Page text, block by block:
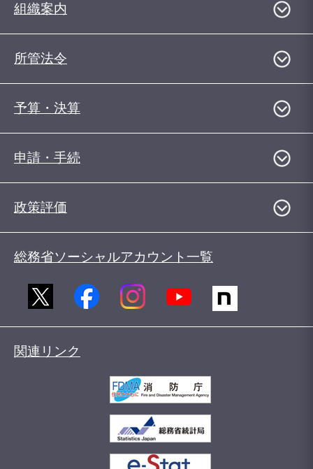
組織案内
所管法令
予算・決算
申請・手続
政策評価
総務省ソーシャルアカウント一覧
関連リンク